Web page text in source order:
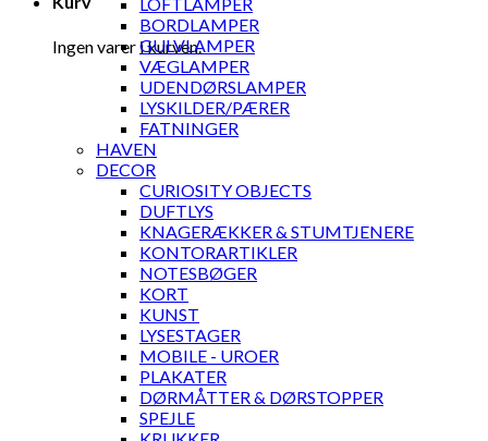
Ingen varer i kurven.
BORDLAMPER
GULVLAMPER
VÆGLAMPER
UDENDØRSLAMPER
LYSKILDER/PÆRER
FATNINGER
HAVEN
DECOR
CURIOSITY OBJECTS
DUFTLYS
KNAGERÆKKER & STUMTJENERE
KONTORARTIKLER
NOTESBØGER
KORT
KUNST
LYSESTAGER
MOBILE - UROER
PLAKATER
DØRMÅTTER & DØRSTOPPER
SPEJLE